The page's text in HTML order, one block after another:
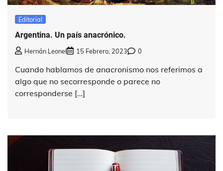
Editorial
Argentina. Un país anacrónico.
Hernán Leonel 15 Febrero, 2023 0
Cuando hablamos de anacronismo nos referimos a
algo que no secorresponde o parece no
corresponderse […]